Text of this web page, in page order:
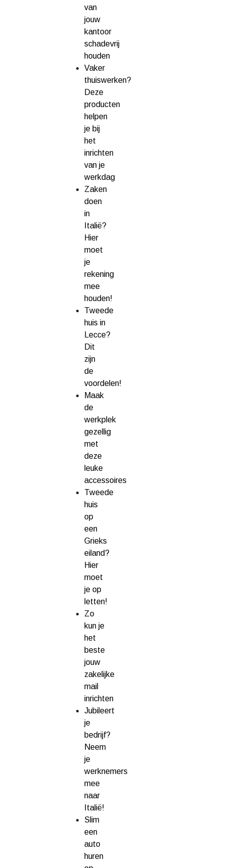
van
jouw
kantoor
schadevrij
houden
Vaker
thuiswerken?
Deze
producten
helpen
je bij
het
inrichten
van je
werkdag
Zaken
doen
in
Italië?
Hier
moet
je
rekening
mee
houden!
Tweede
huis in
Lecce?
Dit
zijn
de
voordelen!
Maak
de
werkplek
gezellig
met
deze
leuke
accessoires
Tweede
huis
op
een
Grieks
eiland?
Hier
moet
je op
letten!
Zo
kun je
het
beste
jouw
zakelijke
mail
inrichten
Jubileert
je
bedrijf?
Neem
je
werknemers
mee
naar
Italië!
Slim
een
auto
huren